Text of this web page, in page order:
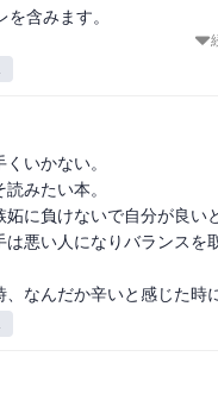
含みます。
りはバランスを取るため
み返したい
いかない。
みたい本。
に負けないで自分が良い
は悪い人になりバランス
なんだか辛いと感じた時